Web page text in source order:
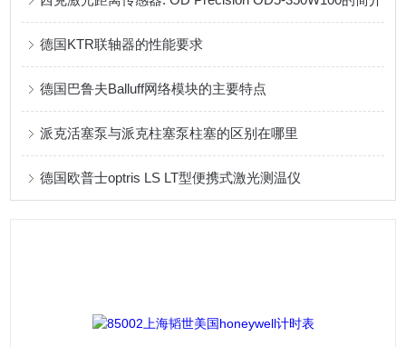
德国KTR联轴器的性能要求
德国巴鲁夫Balluff网络模块的主要特点
派克活塞泵与派克柱塞泵柱塞的区别在哪里
德国欧普士optris LS LT型便携式激光测温仪